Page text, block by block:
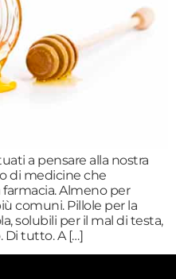
a pensare alla nostra
di medicine che
Almeno per
comuni. Pillole per la
solubili per il mal di testa,
Di tutto. A […]